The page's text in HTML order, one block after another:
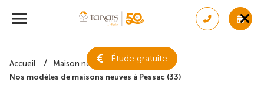
Étude gratuite
Accueil
Maison neuve
Nos modèles de maisons neuves à Pessac (33)